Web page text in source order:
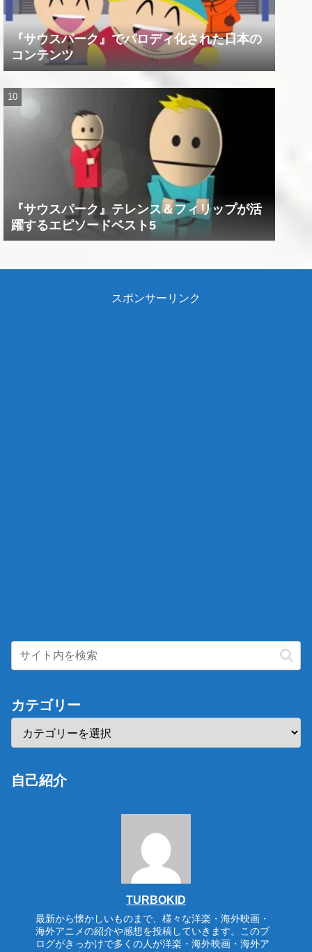
『サウスパーク』でパロディ化された日本の
コンテンツ
『サウスパーク』テレンス＆フィリップが活
躍するエピソードベスト5
スポンサーリンク
カテゴリー
自己紹介
TURBOKID
最新から懐かしいものまで、様々な洋楽・海外映画・
海外アニメの紹介や感想を投稿していきます。このブ
ログがきっかけで多くの人が洋楽・海外映画・海外ア